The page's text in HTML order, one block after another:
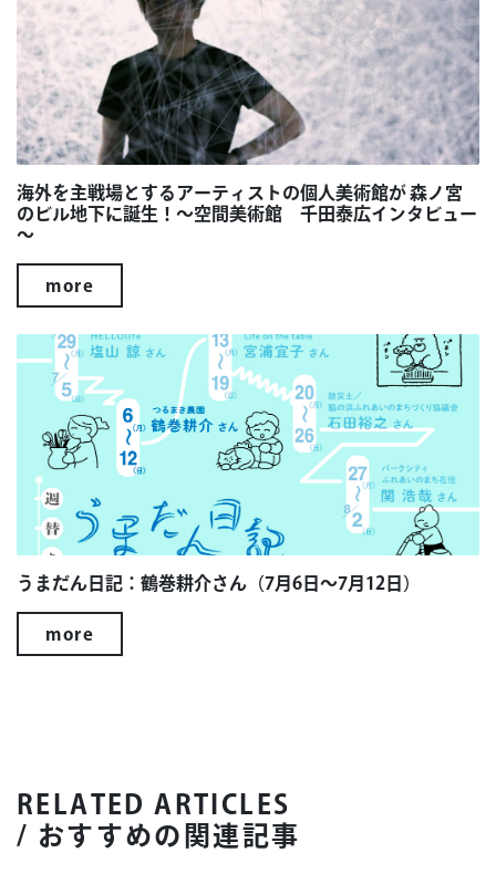
海外を主戦場とするアーティストの個人美術館が 森ノ宮
のビル地下に誕生！～空間美術館 千田泰広インタビュー
～
more
うまだん日記：鶴巻耕介さん（7月6日～7月12日）
more
RELATED ARTICLES
/ おすすめの関連記事